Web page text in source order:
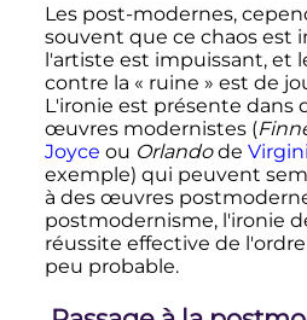
Les post-modernes,
souvent que ce chaos est
l'artiste est impuissant, et
contre la « ruine » est de
L'ironie est présente dans
œuvres modernistes (
Joyce ou Orlandode
exemple) qui peuvent
à des œuvres
postmodernisme, l'ironie
réussite effective de
peu probable.